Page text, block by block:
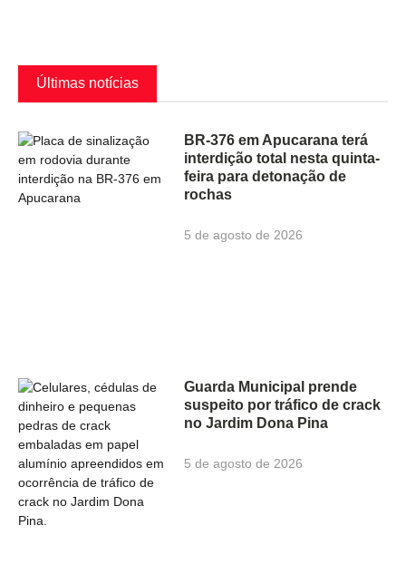
Últimas notícias
BR-376 em Apucarana terá
interdição total nesta quinta-
feira para detonação de
rochas
5 de agosto de 2026
Guarda Municipal prende
suspeito por tráfico de crack
no Jardim Dona Pina
5 de agosto de 2026